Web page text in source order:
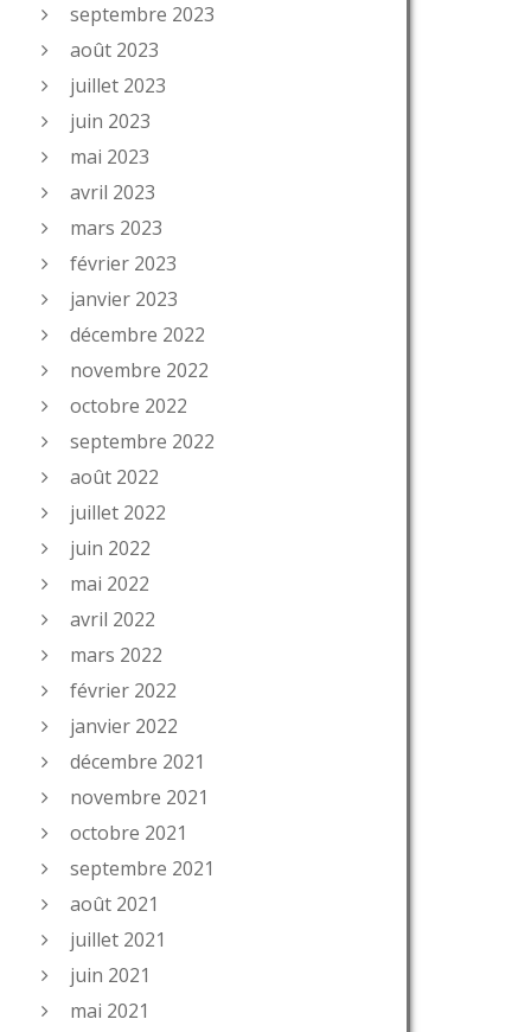
septembre 2023
août 2023
juillet 2023
juin 2023
mai 2023
avril 2023
mars 2023
février 2023
janvier 2023
décembre 2022
novembre 2022
octobre 2022
septembre 2022
août 2022
juillet 2022
juin 2022
mai 2022
avril 2022
mars 2022
février 2022
janvier 2022
décembre 2021
novembre 2021
octobre 2021
septembre 2021
août 2021
juillet 2021
juin 2021
mai 2021